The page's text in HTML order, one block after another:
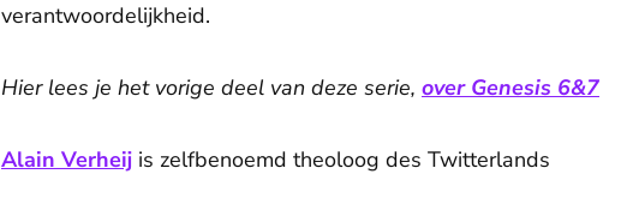
verantwoordelijkheid.
Hier lees je het vorige deel van deze serie, over Genesis 6&7
Alain Verheij is zelfbenoemd theoloog des Twitterlands